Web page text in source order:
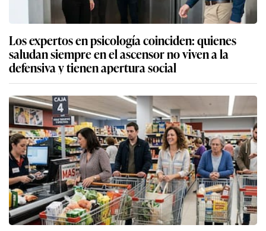
Los expertos en psicología coinciden: quienes
saludan siempre en el ascensor no viven a la
defensiva y tienen apertura social